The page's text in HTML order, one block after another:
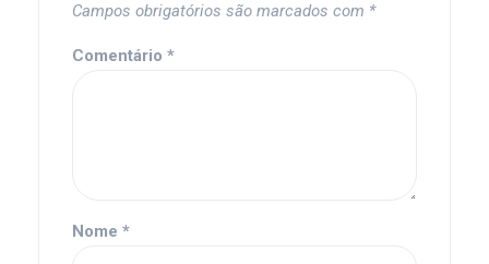
Campos obrigatórios são marcados com *
Comentário *
Nome *